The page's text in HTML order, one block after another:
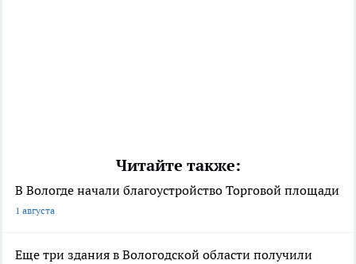
Читайте также:
В Вологде начали благоустройство Торговой площади
1 августа
Еще три здания в Вологодской области получили